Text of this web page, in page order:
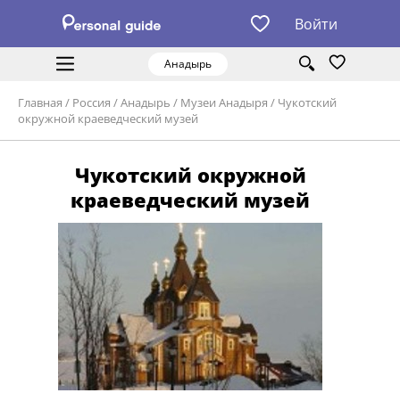
Войти
Анадырь
Главная / Россия /Анадырь / Музеи Анадыря / Чукотский
окружной краеведческий музей
Чукотский окружной
краеведческий музей